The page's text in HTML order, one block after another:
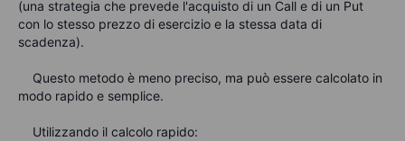
(una strategia che prevede l'acquisto di un Call e di un Put
con lo stesso prezzo di esercizio e la stessa data di
scadenza).
Questo metodo è meno preciso, ma può essere calcolato in
modo rapido e semplice.
Utilizzando il calcolo rapido: